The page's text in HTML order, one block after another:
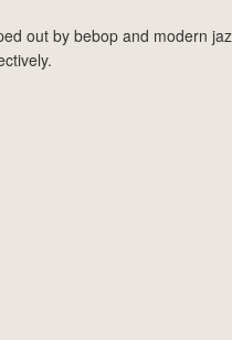
out by bebop and modern